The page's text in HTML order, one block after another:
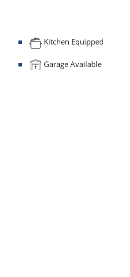
Kitchen Equipped
Garage Available